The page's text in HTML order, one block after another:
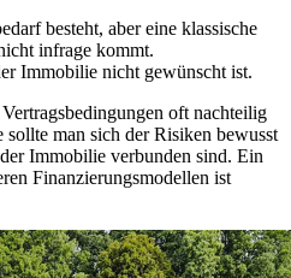
besteht, aber eine klassische
infrage kommt.
Immobilie nicht gewünscht ist.
oft nachteilig
sollte man sich der Risiken bewusst
Immobilie verbunden sind. Ein
Finanzierungsmodellen ist